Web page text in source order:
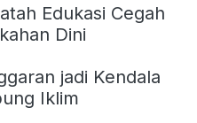
Edukasi Cegah
Dini
jadi Kendala
Iklim